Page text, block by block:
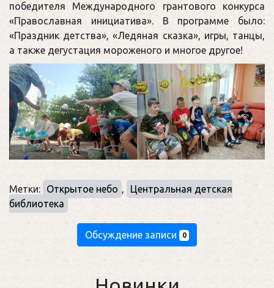
победителя Международного грантового конкурса
«Православная инициатива». В программе было:
«Праздник детства», «Ледяная сказка», игры, танцы,
а также дегустация мороженого и многое другое!
Метки: Открытое небо ,
Центральная детская
библиотека
Обсуждение записи 0